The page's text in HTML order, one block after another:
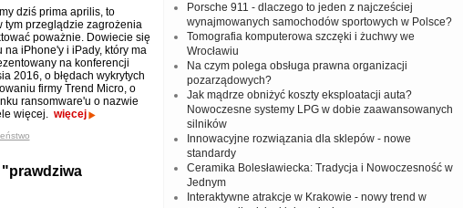
dziś prima aprilis, to
tym przeglądzie zagrożenia
poważnie. Dowiecie się
na iPhone'y i iPady, który ma
na konferencji
2016, o błędach wykrytych
firmy Trend Micro, o
ransomware'u o nazwie
więcej. więcej
Porsche 911 - dlaczego to jeden z najcześciej
wynajmowanych samochodów sportowych w Polsce?
Tomografia komputerowa szczęki i żuchwy we
Wrocławiu
Na czym polega obsługa prawna organizacji
pozarządowych?
Jak mądrze obniżyć koszty eksploatacji auta?
Nowoczesne systemy LPG w dobie zaawansowanych
silników
Innowacyjne rozwiązania dla sklepów - nowe
standardy
Ceramika Bolesławiecka: Tradycja i Nowoczesność w
Jednym
Interaktywne atrakcje w Krakowie - nowy trend w